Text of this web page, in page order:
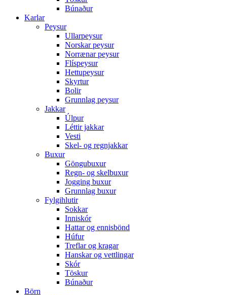
Búnaður
Karlar
Peysur
Ullarpeysur
Norskar peysur
Norrænar peysur
Flíspeysur
Hettupeysur
Skyrtur
Bolir
Grunnlag peysur
Jakkar
Úlpur
Léttir jakkar
Vesti
Skel- og regnjakkar
Buxur
Göngubuxur
Regn- og skelbuxur
Jogging buxur
Grunnlag buxur
Fylgihlutir
Sokkar
Inniskór
Hattar og ennisbönd
Húfur
Treflar og kragar
Hanskar og vettlingar
Skór
Töskur
Búnaður
Börn